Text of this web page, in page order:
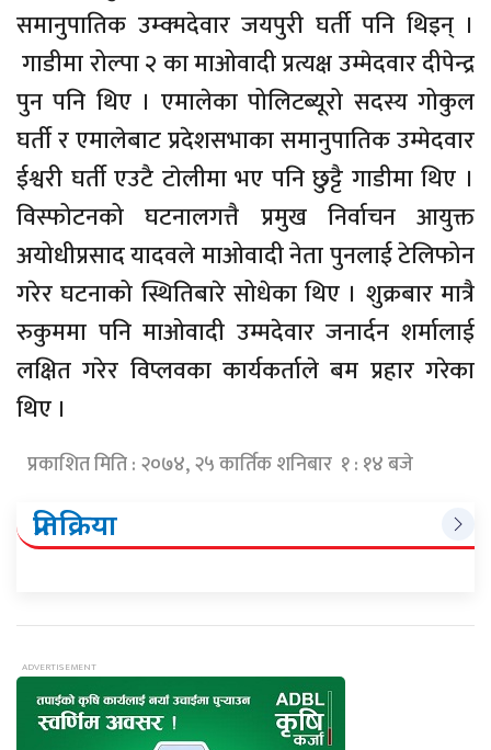
समानुपातिक उम्क्मदेवार जयपुरी घर्ती पनि थिइन् ।
गाडीमा रोल्पा २ का माओवादी प्रत्यक्ष उम्मेदवार दीपेन्द्र
पुन पनि थिए । एमालेका पोलिटब्यूरो सदस्य गोकुल
घर्ती र एमालेबाट प्रदेशसभाका समानुपातिक उम्मेदवार
ईश्वरी घर्ती एउटै टाेलीमा भए पनि छुट्टै गाडीमा थिए ।
विस्फोटनको घटनालगत्तै प्रमुख निर्वाचन आयुक्त
अयोधीप्रसाद यादवले माओवादी नेता पुनलाई टेलिफोन
गरेर घटनाको स्थितिबारे सोधेका थिए । शुक्रबार मात्रै
रुकुममा पनि माओवादी उम्मदेवार जनार्दन शर्मालाई
लक्षित गरेर विप्लवका कार्यकर्ताले बम प्रहार गरेका
थिए ।
प्रकाशित मिति : २०७४, २५ कार्तिक शनिबार १ : १४ बजे
प्रतिक्रिया